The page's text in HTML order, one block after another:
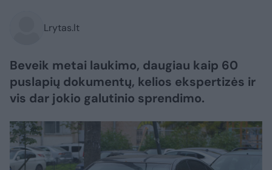
Lrytas.lt
Beveik metai laukimo, daugiau kaip 60
puslapių dokumentų, kelios ekspertizės ir
vis dar jokio galutinio sprendimo.